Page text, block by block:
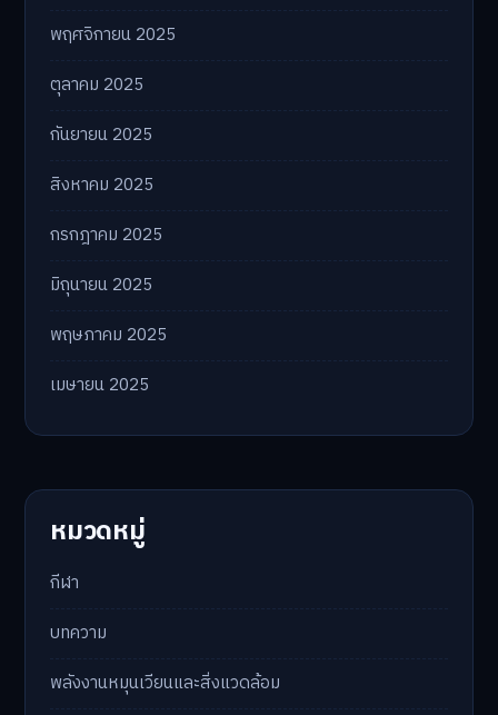
พฤศจิกายน 2025
ตุลาคม 2025
กันยายน 2025
สิงหาคม 2025
กรกฎาคม 2025
มิถุนายน 2025
พฤษภาคม 2025
เมษายน 2025
หมวดหมู่
กีฬา
บทความ
พลังงานหมุนเวียนและสิ่งแวดล้อม